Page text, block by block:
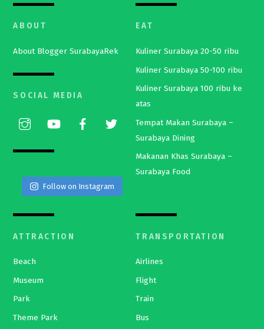
ABOUT
About Blogger SurabayaRek
SOCIAL MEDIA
Follow on Instagram
EAT
Kuliner Surabaya 20-50 ribu
Kuliner Surabaya 50-100 ribu
Kuliner Surabaya 100 ribu ke
atas
Tempat Makan Surabaya –
Surabaya Dining
Makanan Khas Surabaya –
Surabaya Food
ATTRACTION
Beach
Museum
Park
Theme Park
TRANSPORTATION
Airlines
Flight
Train
Bus